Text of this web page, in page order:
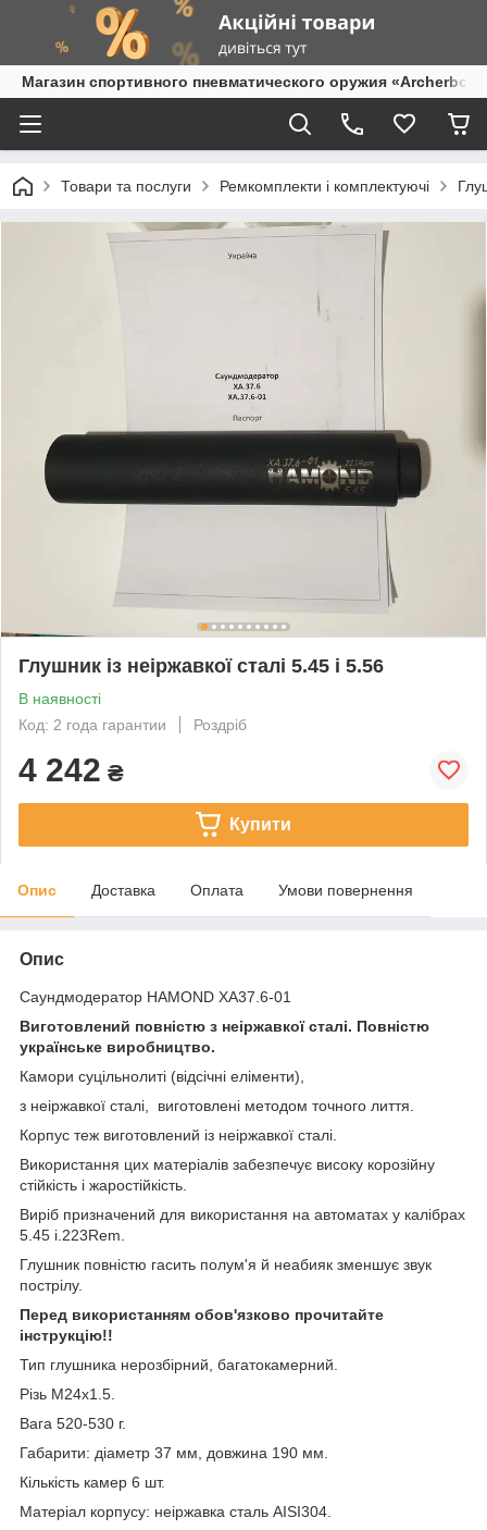
Магазин спортивного пневматического оружия
Товари та послуги Ремкомплекти і комплектуючі
Глушник із неіржавкої сталі 5.45 і 5.56
В наявності
Код: 2 года гарантии
Роздріб
4 242 ₴
Купити
Опис Доставка Оплата Умови повернення
Опис
Саундмодератор HAMOND XA37.6-01
Виготовлений повністю з неіржавкої сталі. Повністю
українське виробництво.
Камори суцільнолиті (відсічні еліменти),
з неіржавкої сталі, виготовлені методом точного лиття.
Корпус теж виготовлений із неіржавкої сталі.
Використання цих матеріалів забезпечує високу корозійну
стійкість і жаростійкість.
Виріб призначений для використання на автоматах у калібрах
5.45 і.223Rem.
Глушник повністю гасить полум'я й неабияк зменшує звук
пострілу.
Перед використанням обов'язково прочитайте
інструкцію!!
Тип глушника нерозбірний, багатокамерний.
Різь М24х1.5.
Вага 520-530 г.
Габарити: діаметр 37 мм, довжина 190 мм.
Кількість камер 6 шт.
Матеріал корпусу: неіржавка сталь AISI304.